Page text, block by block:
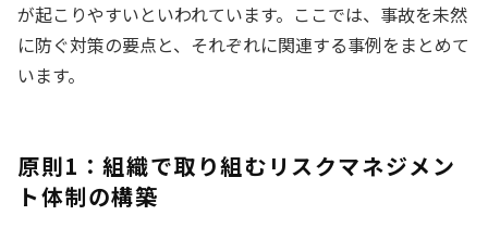
が起こりやすいといわれています。ここでは、事故を未然
に防ぐ対策の要点と、それぞれに関連する事例をまとめて
います。
原則1：組織で取り組むリスクマネジメン
ト体制の構築